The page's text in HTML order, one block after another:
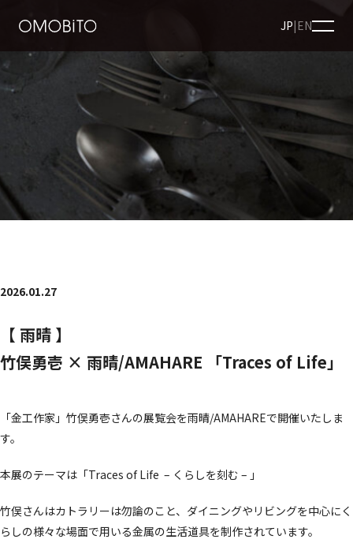
JP|EN
2026.01.27
【 雨晴 】
竹俣勇壱 × 雨晴/AMAHARE 「Traces of Life」
「金工作家」竹俣勇壱さんの展覧会を雨晴/AMAHAREで開催いたしま
す。
本展のテーマは「Traces of Life – くらしを刻む – 」
竹俣さんはカトラリーは勿論のこと、ダイニングやリビングを中心にく
らしの様々な場面で用いる金属の生活道具を制作されています。